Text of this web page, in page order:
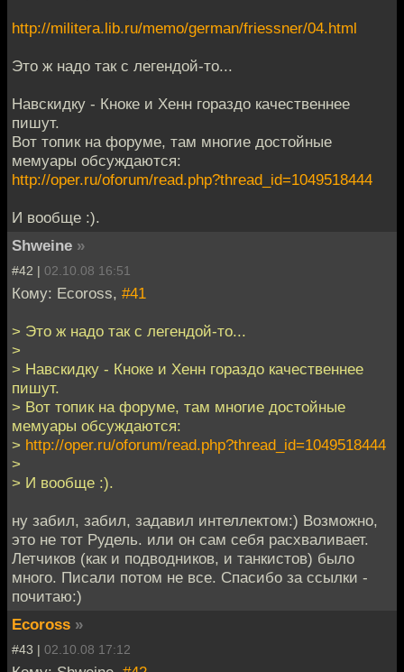
http://militera.lib.ru/memo/german/friessner/04.html
Это ж надо так с легендой-то...
Навскидку - Кноке и Хенн гораздо качественнее
пишут.
Вот топик на форуме, там многие достойные
мемуары обсуждаются:
http://oper.ru/oforum/read.php?thread_id=1049518444
И вообще :).
Shweine »
#42 | 02.10.08 16:51
Кому: Ecoross, #41
> Это ж надо так с легендой-то...
>
> Навскидку - Кноке и Хенн гораздо качественнее
пишут.
> Вот топик на форуме, там многие достойные
мемуары обсуждаются:
> http://oper.ru/oforum/read.php?thread_id=1049518444
>
> И вообще :).
ну забил, забил, задавил интеллектом:) Возможно,
это не тот Рудель. или он сам себя расхваливает.
Летчиков (как и подводников, и танкистов) было
много. Писали потом не все. Спасибо за ссылки -
почитаю:)
Ecoross »
#43 | 02.10.08 17:12